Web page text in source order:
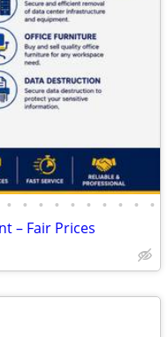
• • • • • • • • • •
– Fair Prices